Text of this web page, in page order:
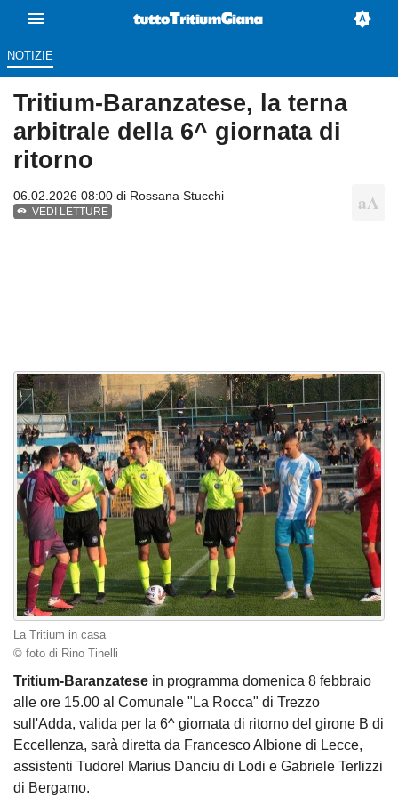
NOTIZIE
Tritium-Baranzatese, la terna
arbitrale della 6^ giornata di
ritorno
06.02.2026 08:00 di Rossana Stucchi
VEDI LETTURE
La Tritium in casa
© foto di Rino Tinelli
Tritium-Baranzatese in programma domenica 8 febbraio
alle ore 15.00 al Comunale "La Rocca" di Trezzo
sull'Adda, valida per la 6^ giornata di ritorno del girone B di
Eccellenza, sarà diretta da Francesco Albione di Lecce,
assistenti Tudorel Marius Danciu di Lodi e Gabriele Terlizzi
di Bergamo.